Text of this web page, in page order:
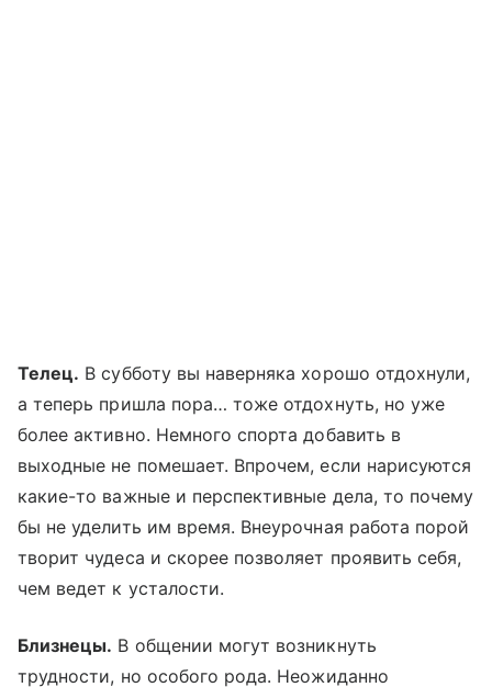
Телец. В субботу вы наверняка хорошо отдохнули,
а теперь пришла пора… тоже отдохнуть, но уже
более активно. Немного спорта добавить в
выходные не помешает. Впрочем, если нарисуются
какие-то важные и перспективные дела, то почему
бы не уделить им время. Внеурочная работа порой
творит чудеса и скорее позволяет проявить себя,
чем ведет к усталости.
Близнецы. В общении могут возникнуть
трудности, но особого рода. Неожиданно